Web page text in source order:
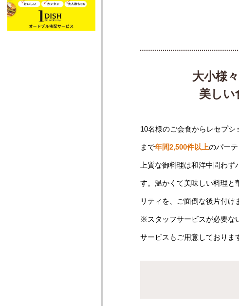
大小様
美しい
10名様のご会食からレセプ
まで年間2,500件以上のパー
上質な御料理は和洋中問わ
す。温かくて美味しい料理と
リティを、ご面倒な後片付け
※スタッフサービスが必要な
サービスもご用意しておりま